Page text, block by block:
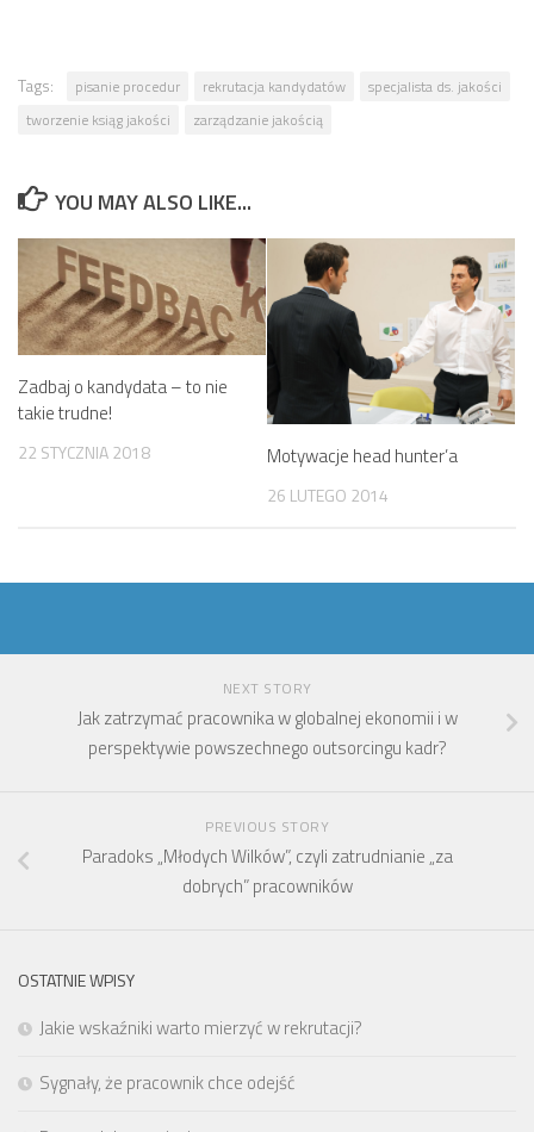
Tags: pisanie procedur rekrutacja kandydatów
specjalista ds. jakości
tworzenie ksiąg jakości
zarządzanie jakością
YOU MAY ALSO LIKE...
Zadbaj o kandydata – to nie
takie trudne!
22 STYCZNIA 2018 Motywacje head hunter’a
26 LUTEGO 2014
NEXT STORY
Jak zatrzymać pracownika w globalnej ekonomii i w
perspektywie powszechnego outsorcingu kadr?
PREVIOUS STORY
Paradoks „Młodych Wilków”, czyli zatrudnianie „za
dobrych” pracowników
OSTATNIE WPISY
Jakie wskaźniki warto mierzyć w rekrutacji?
Sygnały, że pracownik chce odejść